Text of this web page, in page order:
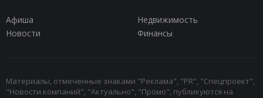
Афиша
Недвижимость
Новости
Финансы
Материалы, отмеченные знаками "Реклама", "PR", "Спецпроект",
"Новости компаний", "Актуально", "Промо", публикуются на